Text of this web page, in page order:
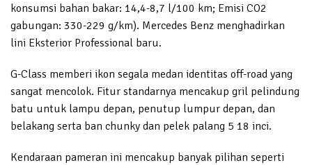
konsumsi bahan bakar: 14,4-8,7 l/100 km; Emisi CO2
gabungan: 330-229 g/km). Mercedes Benz menghadirkan
lini Eksterior Professional baru.
G-Class memberi ikon segala medan identitas off-road yang
sangat mencolok. Fitur standarnya mencakup gril pelindung
batu untuk lampu depan, penutup lumpur depan, dan
belakang serta ban chunky dan pelek palang 5 18 inci.
Kendaraan pameran ini mencakup banyak pilihan seperti